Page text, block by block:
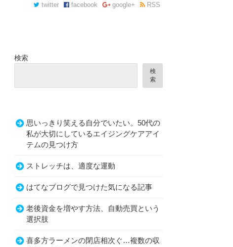
twitter facebook google+ RSS
検索
検
索
思いっきり笑える自分でいたい。50代の
私が大切にしているエイジングケアアイ
テムの見つけ方
ストレッチは、適度な運動
はてなブログで見つけた気になる記事
老後資金を増やす方法、自動売買という
選択肢
喜多方ラーメンの閉店相次ぐ…複数の収